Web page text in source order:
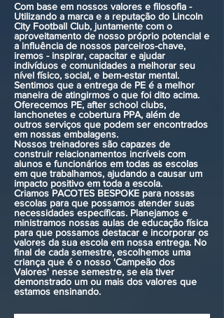
Com base em nossos valores e filosofia -
Utilizando a marca e a reputação do Lincoln
City Football Club, juntamente com o
aproveitamento de nosso próprio potencial e
a influência de nossos parceiros-chave,
iremos - inspirar, capacitar e ajudar
indivíduos e comunidades a melhorar seu
nível físico, social, e bem-estar mental.
Sentimos que a entrega de PE é a melhor
maneira de atingirmos o que foi dito acima.
Oferecemos PE, after school clubs,
lanchonetes e cobertura PPA, além de
outros serviços que podem ser encontrados
em nossas embalagens.
Nossos treinadores são capazes de
construir relacionamentos incríveiscom
alunos e funcionários em todas as escolas
em que trabalhamos, ajudando a causar um
impacto positivo em toda a escola.
Criamos PACOTES BESPOKE para nossas
escolas para que possamos atender suas
necessidades específicas. Planejamos e
ministramos nossas aulas de educação física
para que possamos destacar e incorporar os
valores da sua escola em nossa entrega. No
final de cada semestre, escolhemos uma
criança que é o nosso 'Campeão dos
Valores' nesse semestre, se ela tiver
demonstrado um ou mais dos valores que
estamos ensinando.